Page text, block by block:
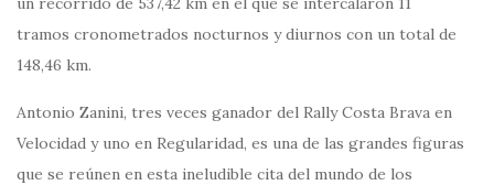
tramos cronometrados nocturnos y diurnos con un total de
148,46 km.
Antonio Zanini, tres veces ganador del Rally Costa Brava en
Velocidad y uno en Regularidad, es una de las grandes figuras
que se reúnen en esta ineludible cita del mundo de los